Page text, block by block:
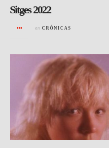
Sitges 2022
en CRÓNICAS